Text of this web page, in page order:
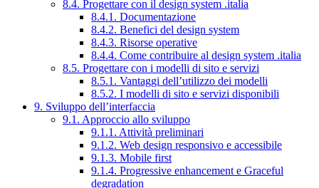
8.4. Progettare con il design system .italia
8.4.1. Documentazione
8.4.2. Benefici del design system
8.4.3. Risorse operative
8.4.4. Come contribuire al design system .italia
8.5. Progettare con i modelli di sito e servizi
8.5.1. Vantaggi dell’utilizzo dei modelli
8.5.2. I modelli di sito e servizi disponibili
9. Sviluppo dell’interfaccia
9.1. Approccio allo sviluppo
9.1.1. Attività preliminari
9.1.2. Web design responsivo e accessibile
9.1.3. Mobile first
9.1.4. Progressive enhancement e Graceful
degradation